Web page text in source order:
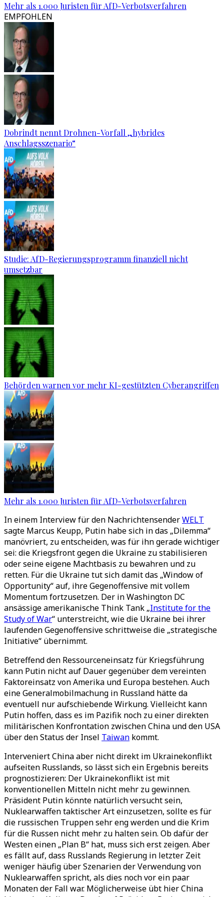
Mehr als 1.000 Juristen für AfD-Verbotsverfahren
EMPFOHLEN
Dobrindt nennt Drohnen-Vorfall „hybrides
Anschlagsszenario“
Studie: AfD-Regierungsprogramm finanziell nicht
umsetzbar
Behörden warnen vor mehr KI-gestützten Cyberangriffen
Mehr als 1.000 Juristen für AfD-Verbotsverfahren
In einem Interview für den NachrichtensenderWELT
sagte Marcus Keupp, Putin habe sich in das „Dilemma“
manövriert, zu entscheiden, was für ihn gerade wichtiger
sei: die Kriegsfront gegen die Ukraine zu stabilisieren
oder seine eigene Machtbasis zu bewahren und zu
retten. Für die Ukraine tut sich damit das „Window of
Opportunity“ auf, ihre Gegenoffensive mit vollem
Momentum fortzusetzen. Der in Washington DC
ansässige amerikanische Think Tank „Institute for the
Study of War“ unterstreicht, wie die Ukraine bei ihrer
laufenden Gegenoffensive schrittweise die „strategische
Initiative“ übernimmt.
Betreffend den Ressourceneinsatz für Kriegsführung
kann Putin nicht auf Dauer gegenüber dem vereinten
Faktoreinsatz von Amerika und Europa bestehen. Auch
eine Generalmobilmachung in Russland hätte da
eventuell nur aufschiebende Wirkung. Vielleicht kann
Putin hoffen, dass es im Pazifik noch zu einer direkten
militärischen Konfrontation zwischen China und den USA
über den Status der Insel Taiwan kommt.
Interveniert China aber nicht direkt im Ukrainekonflikt
aufseiten Russlands, so lässt sich ein Ergebnis bereits
prognostizieren: Der Ukrainekonflikt ist mit
konventionellen Mitteln nicht mehr zu gewinnen.
Präsident Putin könnte natürlich versucht sein,
Nuklearwaffen taktischer Art einzusetzen, sollte es für
die russischen Truppen sehr eng werden und die Krim
für die Russen nicht mehr zu halten sein. Ob dafür der
Westen einen „Plan B“ hat, muss sich erst zeigen. Aber
es fällt auf, dass Russlands Regierung in letzter Zeit
weniger häufig über Szenarien der Verwendung von
Nuklearwaffen spricht, als dies noch vor ein paar
Monaten der Fall war. Möglicherweise übt hier China